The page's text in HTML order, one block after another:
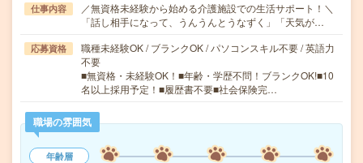
仕事内容
／無資格未経験から始める介護施設での生活サポート！＼
「話し相手になって、うんうんとうなずく」「天気が…
応募資格
職種未経験OK / ブランクOK / パソコンスキル不要 / 英語力
不要
■無資格・未経験OK！■年齢・学歴不問！ブランクOK!■10
名以上採用予定！■履歴書不要■社会保険完…
職場の雰囲気
年齢層